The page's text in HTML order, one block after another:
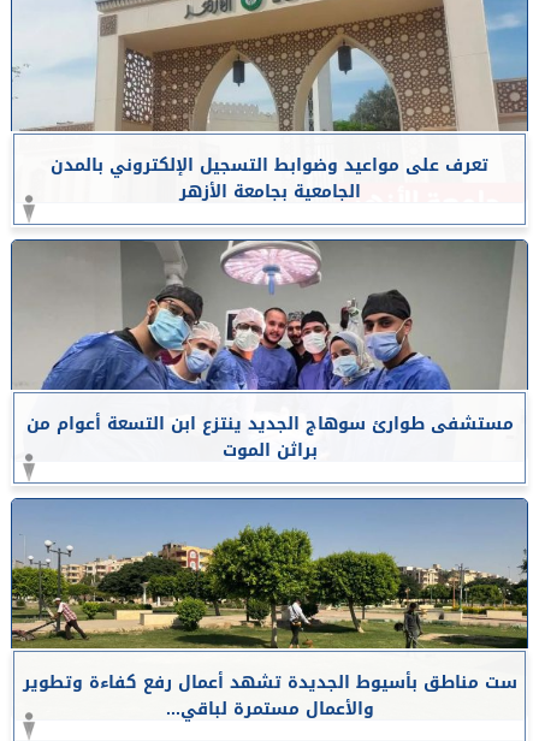
تعرف على مواعيد وضوابط التسجيل الإلكتروني بالمدن
الجامعية بجامعة الأزهر
مستشفى طوارئ سوهاج الجديد ينتزع ابن التسعة أعوام من
براثن الموت
ست مناطق بأسيوط الجديدة تشهد أعمال رفع كفاءة وتطوير
والأعمال مستمرة لباقي...